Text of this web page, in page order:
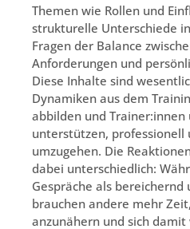
Themen wie Rollen und
strukturelle Unterschiede
Fragen der Balance
Anforderungen und
Diese Inhalte sind
Dynamiken aus dem
abbilden und Trainer:innen
unterstützen,
umzugehen. Die
dabei unterschiedlich:
Gespräche als
brauchen andere mehr
anzunähern und sich